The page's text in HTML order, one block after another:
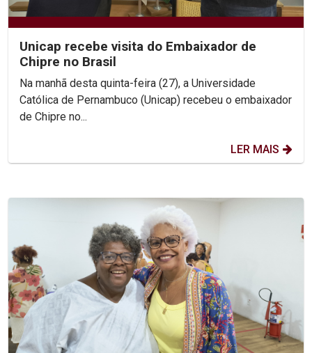
Unicap recebe visita do Embaixador de
Chipre no Brasil
Na manhã desta quinta-feira (27), a Universidade
Católica de Pernambuco (Unicap) recebeu o embaixador
de Chipre no...
LER MAIS